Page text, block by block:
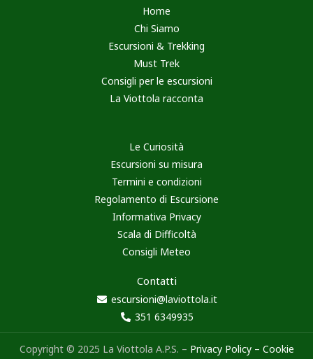
Home
Chi Siamo
Escursioni & Trekking
Must Trek
Consigli per le escursioni
La Viottola racconta
Le Curiosità
Escursioni su misura
Termini e condizioni
Regolamento di Escursione
Informativa Privacy
Scala di Difficoltà
Consigli Meteo
Contatti
escursioni@laviottola.it
351 6349935
Copyright © 2025 La Viottola A.P.S. – Privacy Policy– Cookie